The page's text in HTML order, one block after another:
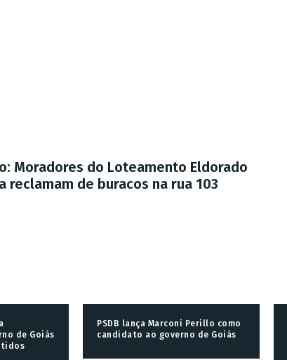
Moradores do Loteamento Eldorado
reclamam de buracos na rua 103
de Goiás
PSDB lança Marconi Perillo como
candidato ao governo de Goiás